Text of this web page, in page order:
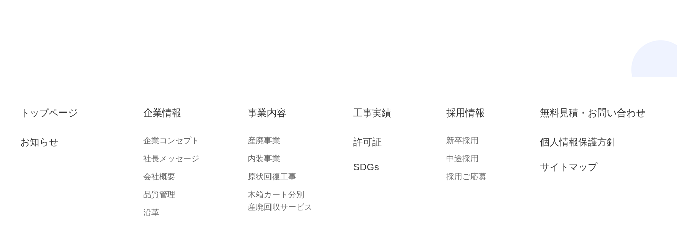
トップページ
お知らせ
企業情報
企業コンセプト
社長メッセージ
会社概要
品質管理
沿革
事業内容
産廃事業
内装事業
原状回復工事
木箱カート分別⁩
産廃回収サービス
工事実績
許可証
SDGs
採用情報
新卒採用
中途採用
採用ご応募
無料見積・お問い合わせ
個人情報保護方針
サイトマップ